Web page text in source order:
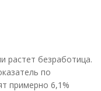
растет безработица.
по
примерно 6,1%